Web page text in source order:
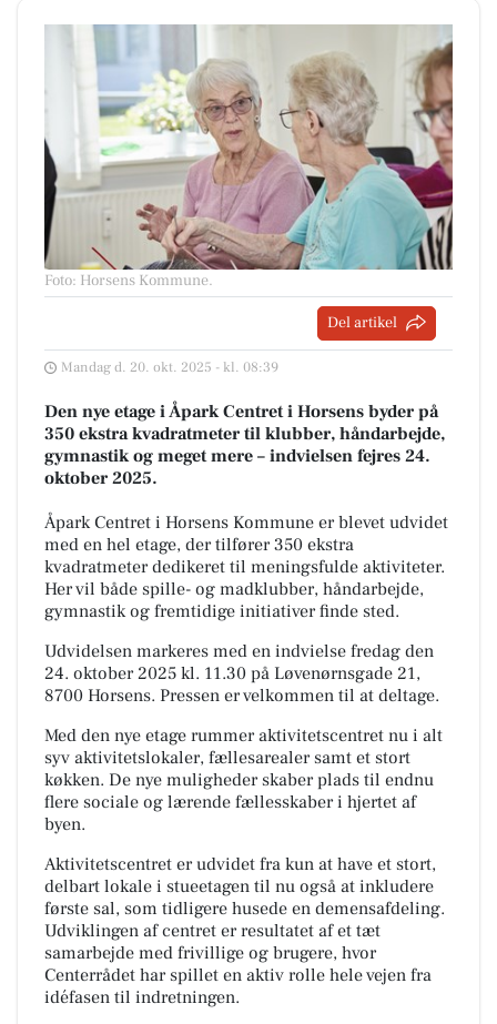
Foto: Horsens Kommune.
Del artikel
Mandag d. 20. okt. 2025 - kl. 08:39
Den nye etage i Åpark Centret i Horsens byder på
350 ekstra kvadratmeter til klubber, håndarbejde,
gymnastik og meget mere – indvielsen fejres 24.
oktober 2025.
Åpark Centret i Horsens Kommune er blevet udvidet
med en hel etage, der tilfører 350 ekstra
kvadratmeter dedikeret til meningsfulde aktiviteter.
Her vil både spille- og madklubber, håndarbejde,
gymnastik og fremtidige initiativer finde sted.
Udvidelsen markeres med en indvielse fredag den
24. oktober 2025 kl. 11.30 på Løvenørnsgade 21,
8700 Horsens. Pressen er velkommen til at deltage.
Med den nye etage rummer aktivitetscentret nu i alt
syv aktivitetslokaler, fællesarealer samt et stort
køkken. De nye muligheder skaber plads til endnu
flere sociale og lærende fællesskaber i hjertet af
byen.
Aktivitetscentret er udvidet fra kun at have et stort,
delbart lokale i stueetagen til nu også at inkludere
første sal, som tidligere husede en demensafdeling.
Udviklingen af centret er resultatet af et tæt
samarbejde med frivillige og brugere, hvor
Centerrådet har spillet en aktiv rolle hele vejen fra
idéfasen til indretningen.